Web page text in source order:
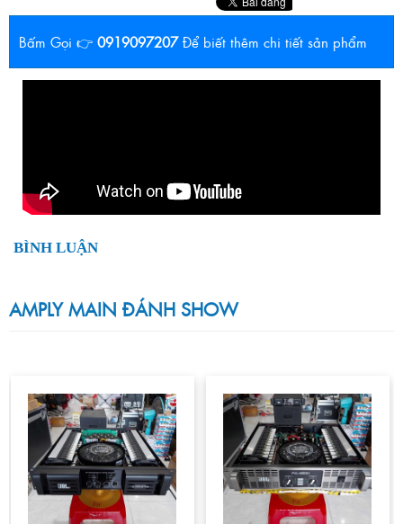
Bấm Gọi 👉 0919097207 Để biết thêm chi tiết sản phẩm
BÌNH LUẬN
AMPLY MAIN ĐÁNH SHOW